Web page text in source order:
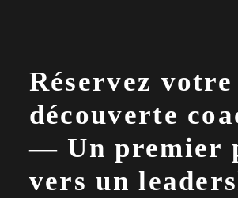
Réservez
découverte
— Un premier
vers un